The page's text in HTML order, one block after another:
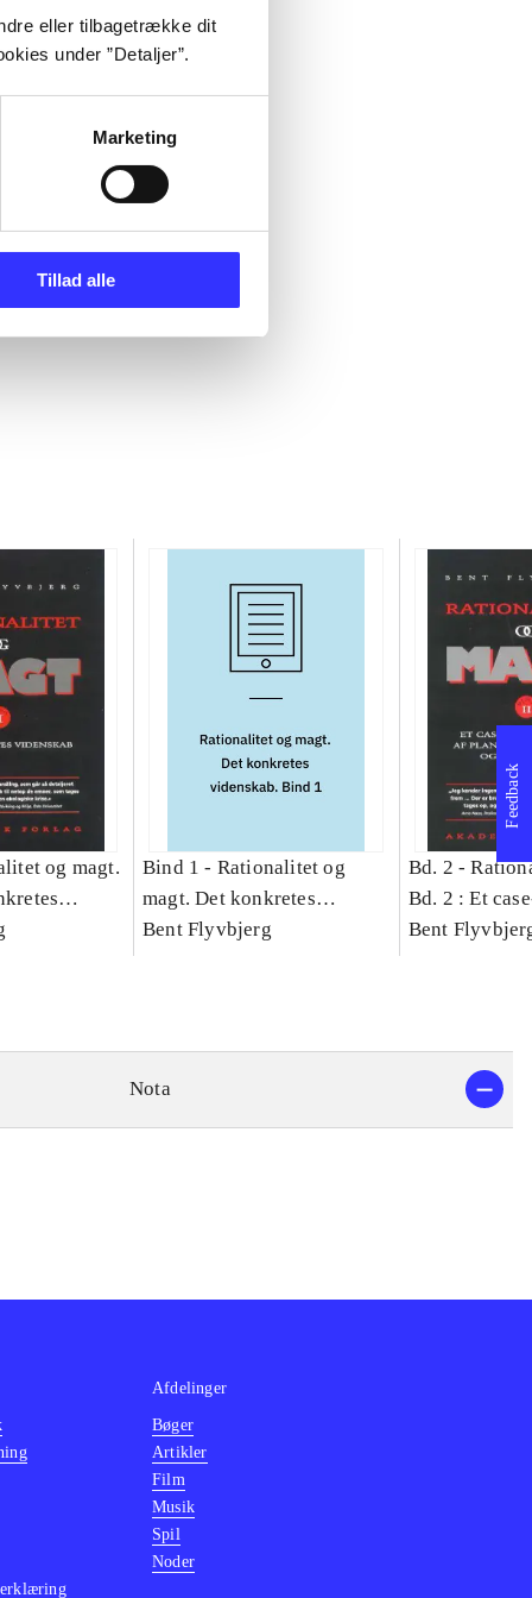
eller tilbagetrække dit
under ”Detaljer”.
Marketing
Tillad alle
og magt.
Bind 1 - Rationalitet og
magt. Det konkretes
videnskab. Bind 1
Bent Flyvbjerg
Bd. 2 -
Bd. 2 : Et
studie af
Bent
Nota
Feedback
Afdelinger
Bøger
Artikler
Film
Musik
Spil
Noder